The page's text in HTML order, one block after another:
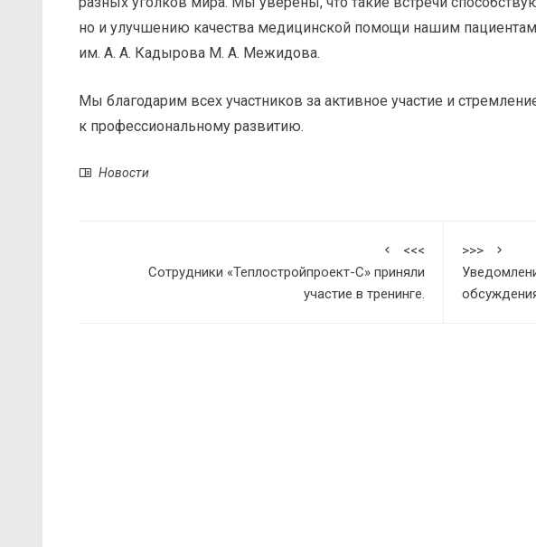
но и улучшению качества медицинской помощи нашим
им. А. А. Кадырова М. А. Межидова.
Мы благодарим всех участников за активное участие и
к профессиональному развитию.
Новости
<<<
Сотрудники «Теплостройпроект-С» приняли
участие в тренинге.
>>>